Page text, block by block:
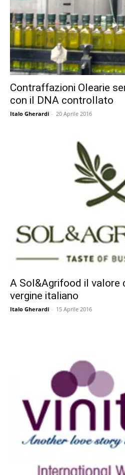
Contraffazioni Olearie
con il DNA controllato
Italo Gherardi - 20 Aprile 2016
A Sol&Agrifood il valore
vergine italiano
Italo Gherardi - 15 Aprile 2016